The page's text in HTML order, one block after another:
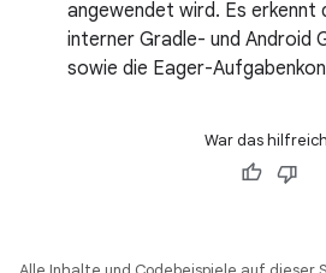
angewendet wird. Es erkennt
interner Gradle- und Android
sowie die Eager-
War das